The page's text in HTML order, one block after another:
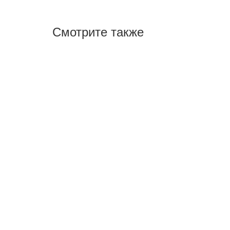
Смотрите также